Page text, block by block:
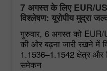
7 अगस्त के लिए EUR/
विश्लेषण: यूरोपीय मुद्रा
गुरुवार, 6 अगस्त को EUR/
की ओर बढ़ना जारी रखने में
1.1536–1.1542 क्षेत्र
समेकन